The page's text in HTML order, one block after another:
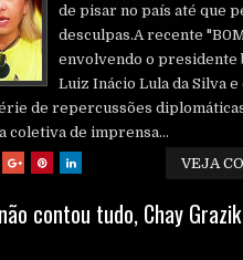
de pisar no país até que
desculpas.A recente
envolvendo o presidente
Luiz Inácio Lula da Silva e
de repercussões
coletiva de imprensa...
VEJA
contou tudo, Chay